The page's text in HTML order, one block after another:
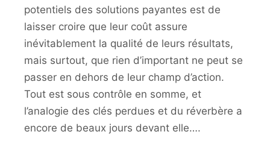
potentiels des solutions payantes est de
laisser croire que leur coût assure
inévitablement la qualité de leurs résultats,
mais surtout, que rien d’important ne peut se
passer en dehors de leur champ d’action.
Tout est sous contrôle en somme, et
l’analogie des clés perdues et du réverbère a
encore de beaux jours devant elle….